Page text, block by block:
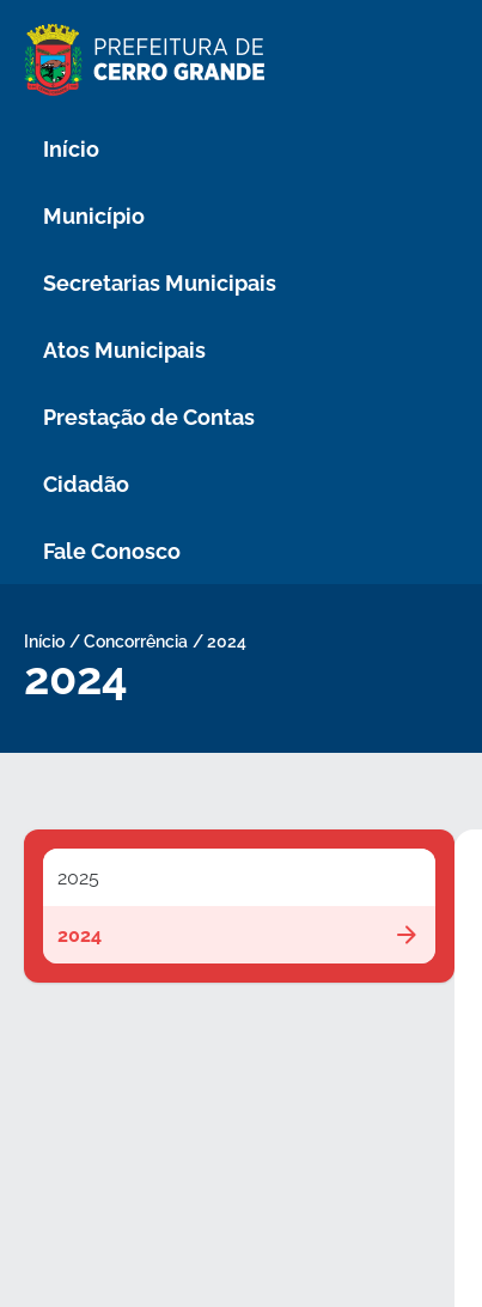
para
conteúdo
Início
Município
Secretarias Municipais
Atos Municipais
Prestação de Contas
Cidadão
Fale Conosco
Início / Concorrência / 2024
2024
2025
2024